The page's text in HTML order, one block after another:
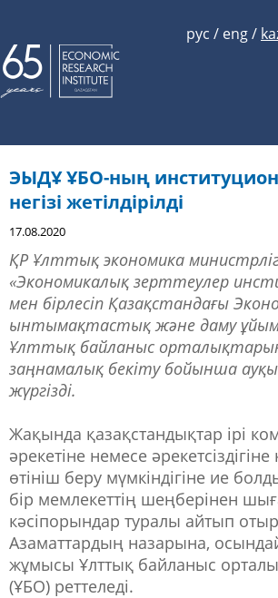
рус / eng/
ЭЫДҰ ҰБО-ның
негізі жетілдірілді
17.08.2020
ҚР Ұлттық экономика
«Экономикалық зерттеулер
мен бірлесіп Қазақстандағы
ынтымақтастық және даму
Ұлттық байланыс
заңнамалық бекіту бойынша
жүргізді.
Жақында қазақстандықтар ірі
әрекетіне немесе
өтініш беру мүмкіндігіне ие
бір мемлекеттің шеңберінен
кәсіпорындар туралы айтып
Азаматтардың назарына,
жұмысы Ұлттық байланыс
(ҰБО) реттеледі.